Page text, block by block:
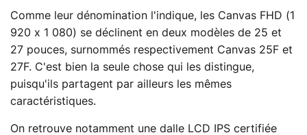
Comme leur dénomination l'indique, les Canvas FHD (1
920 x 1 080) se déclinent en deux modèles de 25 et
27 pouces, surnommés respectivement Canvas 25F et
27F. C'est bien la seule chose qui les distingue,
puisqu'ils partagent par ailleurs les mêmes
caractéristiques.
On retrouve notamment une dalle LCD IPS certifiée